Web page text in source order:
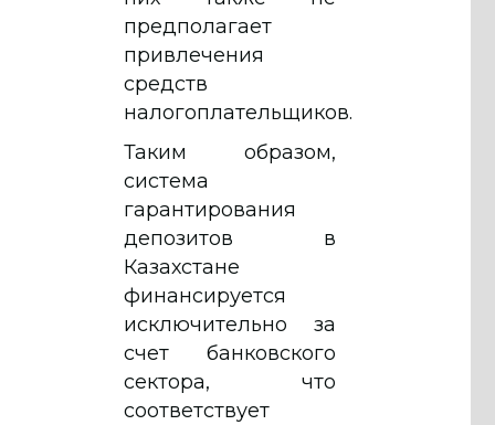
предполагает
привлечения
средств
налогоплательщиков.
Таким образом,
система
гарантирования
депозитов в
Казахстане
финансируется
исключительно за
счет банковского
сектора, что
соответствует